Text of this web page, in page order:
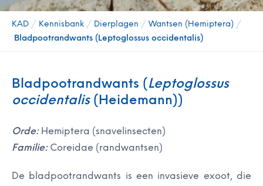
KAD / Kennisbank / Dierplagen / Wantsen (Hemiptera) /
Bladpootrandwants (Leptoglossus occidentalis)
Bladpootrandwants (Leptoglossus
occidentalis(Heidemann))
Orde: Hemiptera (snavelinsecten)
Familie: Coreidae (randwantsen)
De bladpootrandwants is een invasieve exoot, die